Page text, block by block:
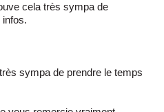
cela très sympa de
infos.
sympa de prendre le temps